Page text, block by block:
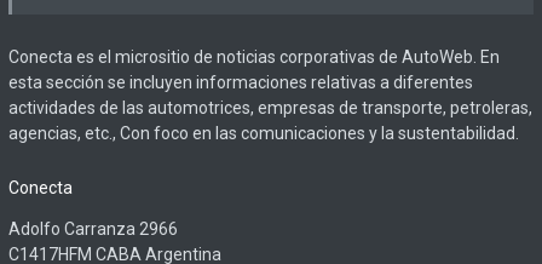
Conecta es el micrositio de noticias corporativas de AutoWeb. En
esta sección se incluyen informaciones relativas a diferentes
actividades de las automotrices, empresas de transporte, petroleras,
agencias, etc., Con foco en las comunicaciones y la sustentabilidad.
Conecta
Adolfo Carranza 2966
C1417HFM CABA Argentina